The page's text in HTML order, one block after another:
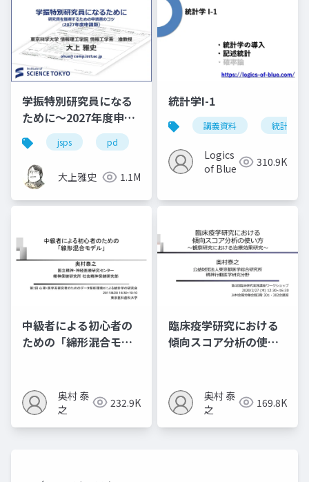
学振特別研究員になる
ために～2027年度申請
版
jsps pd
大上雅史 1.1M
統計学I-1
講義資料 統計学
Logics
of Blue
310.9K
中級者による初心者の
ための「綿形混合モデ
奥村 泰
之
232.9K
臨床疫学研究における
傾向スコア分析の使い
奥村 泰
之
169.8K